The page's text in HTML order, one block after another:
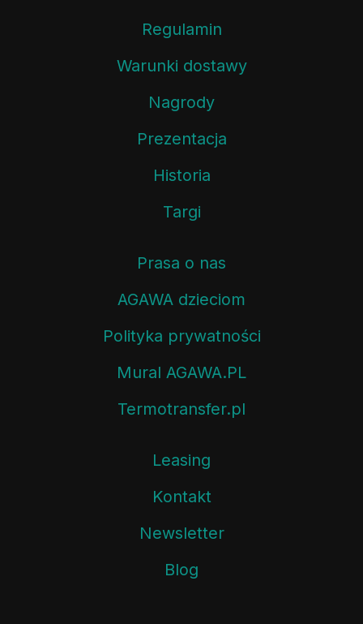
Regulamin
Warunki dostawy
Nagrody
Prezentacja
Historia
Targi
Prasa o nas
AGAWA dzieciom
Polityka prywatności
Mural AGAWA.PL
Termotransfer.pl
Leasing
Kontakt
Newsletter
Blog